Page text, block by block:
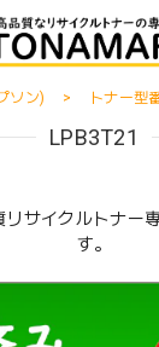
ソン) トナー型
LPB3T21
リサイクルトナー
す。